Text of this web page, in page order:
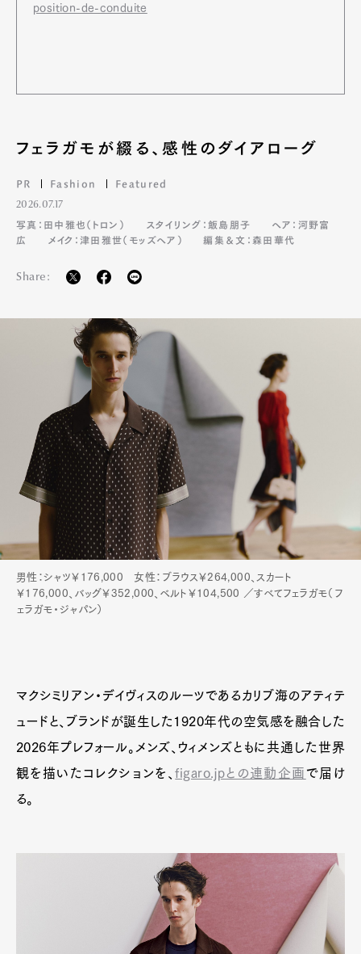
position-de-conduite
フェラガモが綴る、感性のダイアローグ
PR Fashion Featured
2026.07.17
写真：田中雅也（トロン）
スタイリング：飯島朋子
ヘア：河野富
広
メイク：津田雅世（モッズヘア） 編集＆文：森田華代
Share:
男性：シャツ￥176,000 女性：ブラウス￥264,000、スカート
￥176,000、バッグ￥352,000、ベルト￥104,500 ／すべてフェラガモ（フ
ェラガモ・ジャパン）
マクシミリアン・デイヴィスのルーツであるカリブ海のアティテ
ュードと、ブランドが誕生した1920年代の空気感を融合した
2026年プレフォール。メンズ、ウィメンズともに共通した世界
観を描いたコレクションを、figaro.jpとの連動企画 で届け
る。